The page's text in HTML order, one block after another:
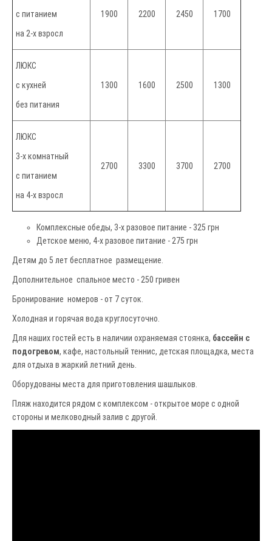
с питанием
на 2-х взросл
1900 2200 2450 1700
ЛЮКС
с кухней
без питания
1300 1600 2500 1300
ЛЮКС
3-х комнатный
с питанием
на 4-х взросл
2700 3300 3700 2700
Комплексные обеды, 3‑х разовое питание - 325 грн
Детское меню, 4‑х разовое питание - 275 грн
Детям до 5 лет бесплатное размещение.
Дополнительное спальное место - 250 гривен
Бронирование номеров - от 7 суток.
Холодная и горячая вода круглосуточно.
Для наших гостей есть в наличии охраняемая стоянка, бассейн с
подогревом, кафе, настольный теннис, детская площадка, места
для отдыха в жаркий летний день.
Оборудованы места для приготовления шашлыков.
Пляж находится рядом с комплексом - открытое море с одной
стороны и мелководный залив с другой.